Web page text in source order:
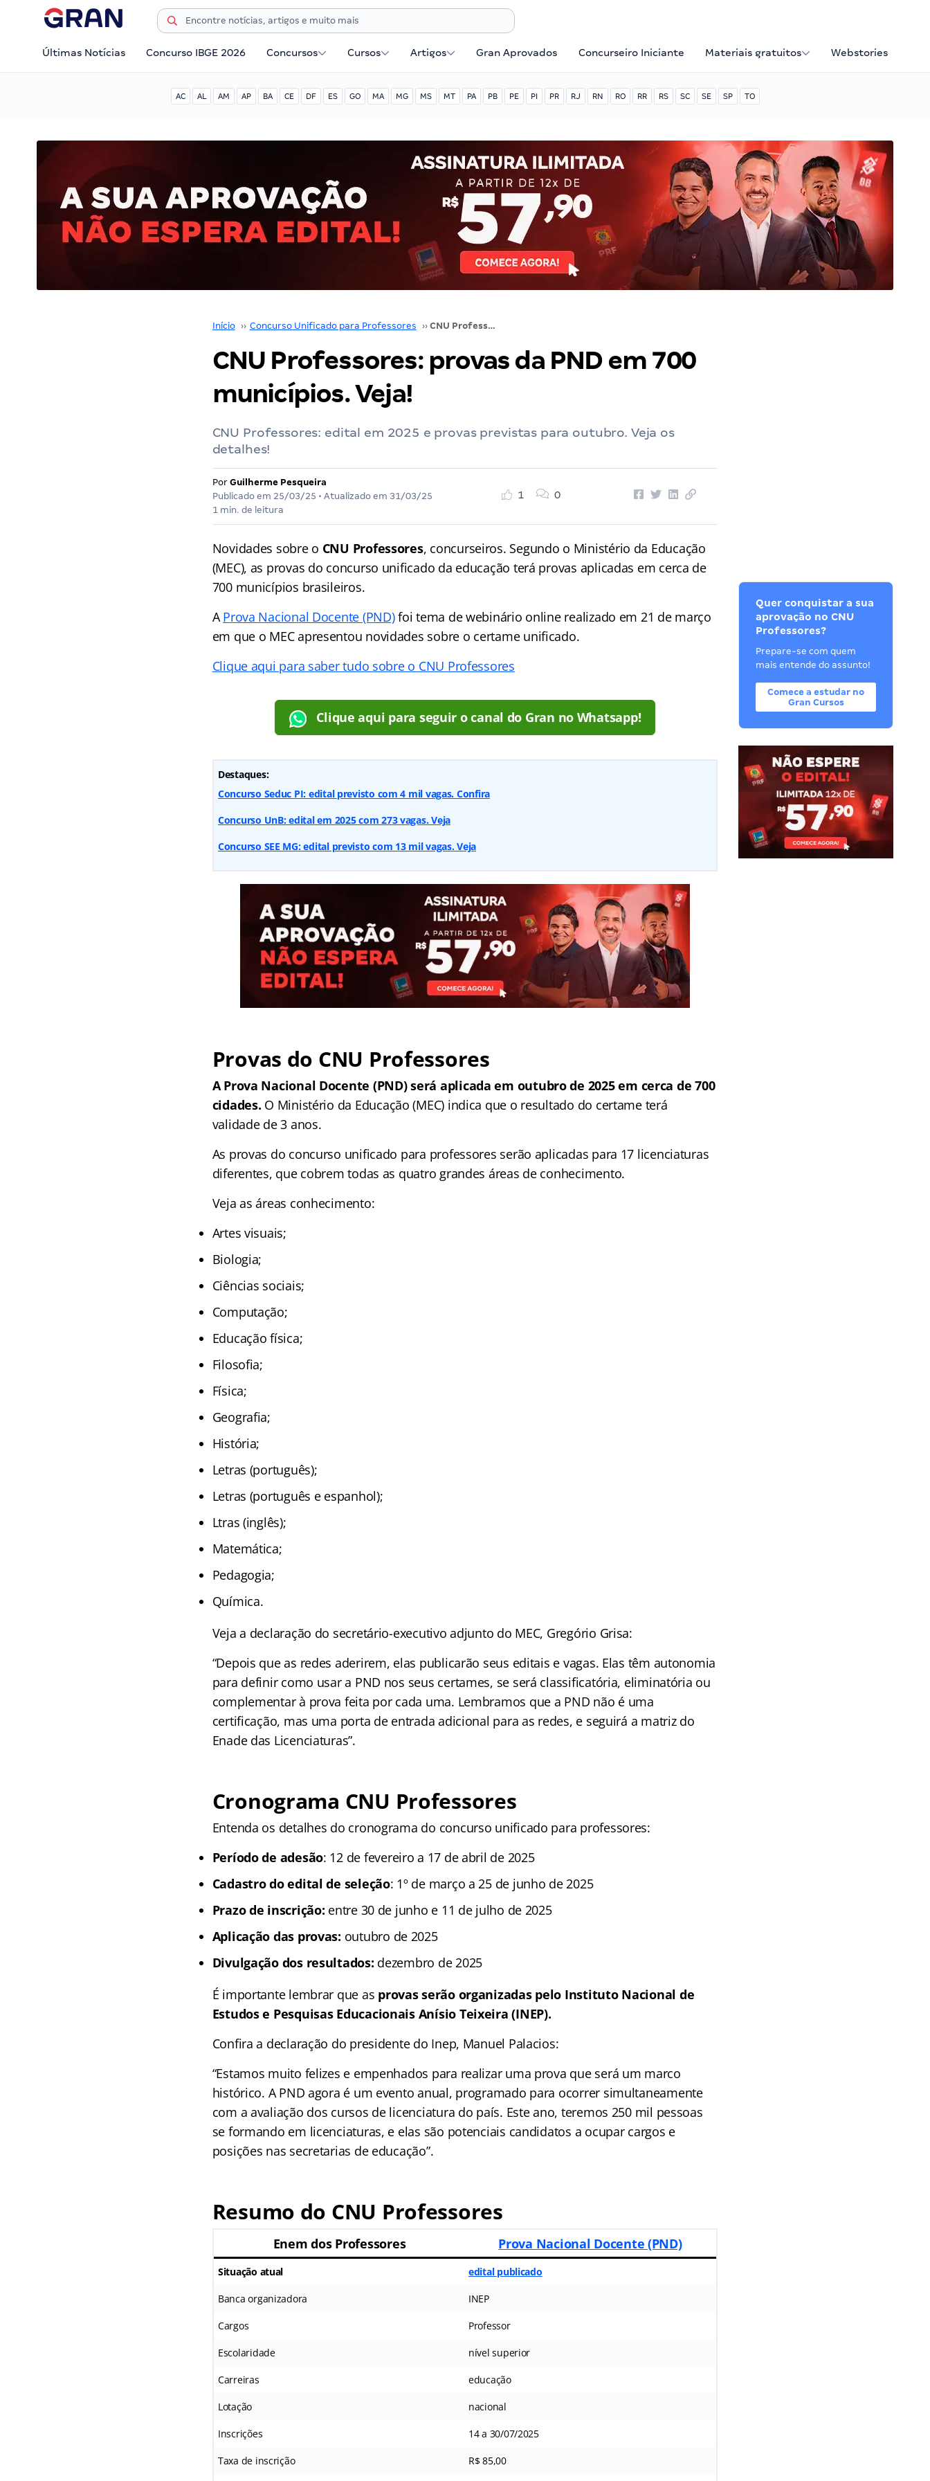
Últimas Notícias Concurso IBGE 2026 Concursos Cursos Artigos Gran Aprovados Concurseiro Iniciante Materiais gratuitos Webstories
AC AL AM AP BA CE DF ES GO MA MG MS MT PA PB PE PI PR RJ RN RO RR RS SC SE SP TO
Início ›› Concurso Unificado para Professores ›› CNU Professores: provas da PND em 700 municípios. Veja!
CNU Professores: provas da PND em 700
municípios. Veja!
CNU Professores: edital em 2025 e provas previstas para outubro. Veja os
detalhes!
Por Guilherme Pesqueira
Publicado em 25/03/25 • Atualizado em 31/03/25
1 min. de leitura
1 0
Novidades sobre o CNU Professores, concurseiros. Segundo o Ministério da Educação
(MEC), as provas do concurso unificado da educação terá provas aplicadas em cerca de
700 municípios brasileiros.
AProva Nacional Docente (PND)foi tema de webinário online realizado em 21 de março
em que o MEC apresentou novidades sobre o certame unificado.
Clique aqui para saber tudo sobre o CNU Professores
Clique aqui para seguir o canal do Gran no Whatsapp!
Destaques:
Concurso Seduc PI: edital previsto com 4 mil vagas. Confira
Concurso UnB: edital em 2025 com 273 vagas. Veja
Concurso SEE MG: edital previsto com 13 mil vagas. Veja
Provas do CNU Professores
A Prova Nacional Docente (PND) será aplicada em outubro de 2025 em cerca de 700
cidades. O Ministério da Educação (MEC) indica que o resultado do certame terá
validade de 3 anos.
As provas do concurso unificado para professores serão aplicadas para 17 licenciaturas
diferentes, que cobrem todas as quatro grandes áreas de conhecimento.
Veja as áreas conhecimento:
Artes visuais;
Biologia;
Ciências sociais;
Computação;
Educação física;
Filosofia;
Física;
Geografia;
História;
Letras (português);
Letras (português e espanhol);
Ltras (inglês);
Matemática;
Pedagogia;
Química.
Veja a declaração do secretário-executivo adjunto do MEC, Gregório Grisa:
“Depois que as redes aderirem, elas publicarão seus editais e vagas. Elas têm autonomia
para definir como usar a PND nos seus certames, se será classificatória, eliminatória ou
complementar à prova feita por cada uma. Lembramos que a PND não é uma
certificação, mas uma porta de entrada adicional para as redes, e seguirá a matriz do
Enade das Licenciaturas”.
Cronograma CNU Professores
Entenda os detalhes do cronograma do concurso unificado para professores:
Período de adesão: 12 de fevereiro a 17 de abril de 2025
Cadastro do edital de seleção: 1º de março a 25 de junho de 2025
Prazo de inscrição: entre 30 de junho e 11 de julho de 2025
Aplicação das provas: outubro de 2025
Divulgação dos resultados: dezembro de 2025
É importante lembrar que as provas serão organizadas pelo Instituto Nacional de
Estudos e Pesquisas Educacionais Anísio Teixeira (INEP).
Confira a declaração do presidente do Inep, Manuel Palacios:
“Estamos muito felizes e empenhados para realizar uma prova que será um marco
histórico. A PND agora é um evento anual, programado para ocorrer simultaneamente
com a avaliação dos cursos de licenciatura do país. Este ano, teremos 250 mil pessoas
se formando em licenciaturas, e elas são potenciais candidatos a ocupar cargos e
posições nas secretarias de educação”.
Resumo do CNU Professores
Enem dos Professores Prova Nacional Docente (PND)
Situação atual edital publicado
Banca organizadora INEP
Cargos Professor
Escolaridade nível superior
Carreiras educação
Lotação nacional
Inscrições 14 a 30/07/2025
Taxa de inscrição R$ 85,00
Quer conquistar a sua
aprovação no CNU
Professores?
Prepare-se com quem
mais entende do assunto!
Comece a estudar no
Gran Cursos